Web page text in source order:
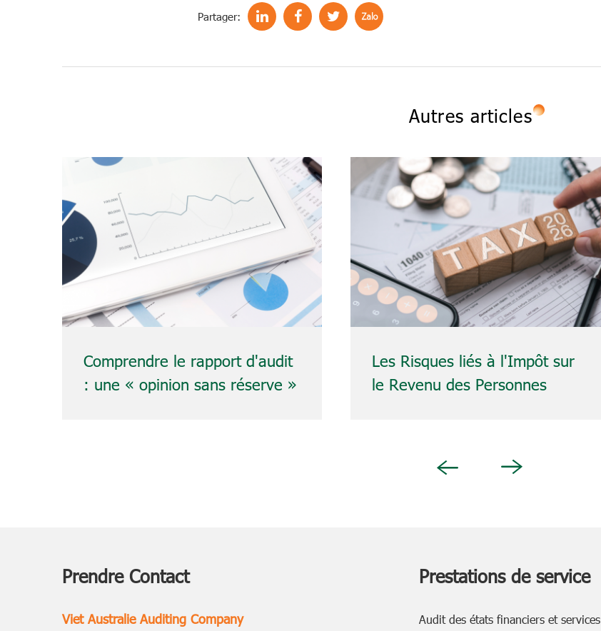
Partager:
Autres articles
Previous
Comprendre le rapport d'audit
: une « opinion sans réserve »
Les Risques liés à l'Impôt sur
le Revenu des Personnes
(Permanent Establishment -
Next
Prendre Contact
Viet Australie Auditing Company
Prestations de service
Audit des états financiers et services